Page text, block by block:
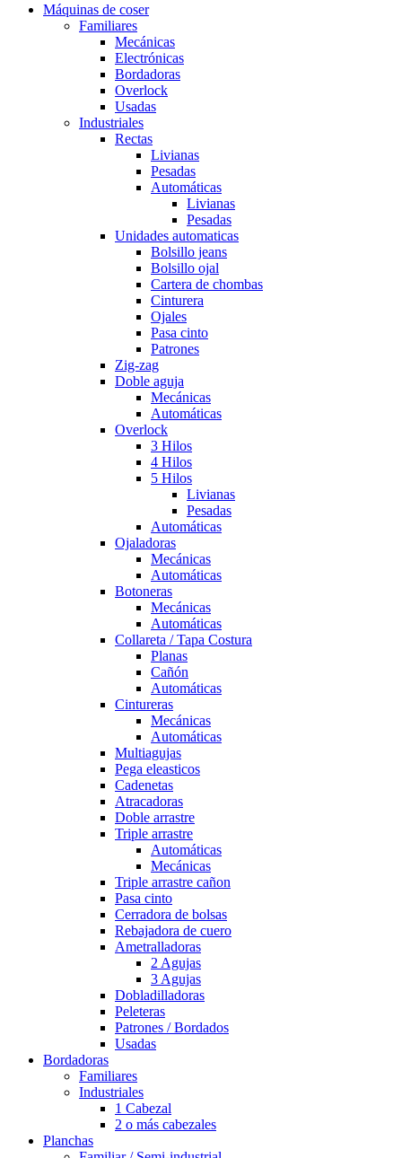
Máquinas de coser
Familiares
Mecánicas
Electrónicas
Bordadoras
Overlock
Usadas
Industriales
Rectas
Livianas
Pesadas
Automáticas
Livianas
Pesadas
Unidades automaticas
Bolsillo jeans
Bolsillo ojal
Cartera de chombas
Cinturera
Ojales
Pasa cinto
Patrones
Zig-zag
Doble aguja
Mecánicas
Automáticas
Overlock
3 Hilos
4 Hilos
5 Hilos
Livianas
Pesadas
Automáticas
Ojaladoras
Mecánicas
Automáticas
Botoneras
Mecánicas
Automáticas
Collareta / Tapa Costura
Planas
Cañón
Automáticas
Cintureras
Mecánicas
Automáticas
Multiagujas
Pega eleasticos
Cadenetas
Atracadoras
Doble arrastre
Triple arrastre
Automáticas
Mecánicas
Triple arrastre cañon
Pasa cinto
Cerradora de bolsas
Rebajadora de cuero
Ametralladoras
2 Agujas
3 Agujas
Dobladilladoras
Peleteras
Patrones / Bordados
Usadas
Bordadoras
Familiares
Industriales
1 Cabezal
2 o más cabezales
Planchas